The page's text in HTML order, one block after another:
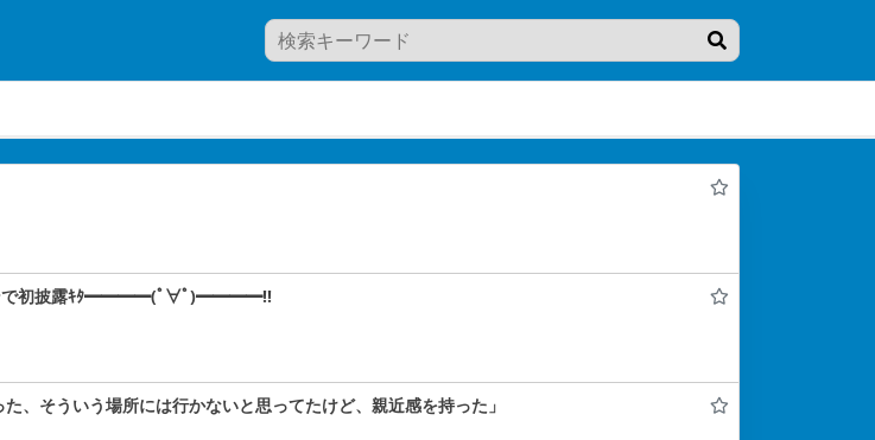
コンで初披露ｷﾀ━━━━(ﾟ∀ﾟ)━━━━!!
、そういう場所には行かないと思ってたけど、親近感を持った」